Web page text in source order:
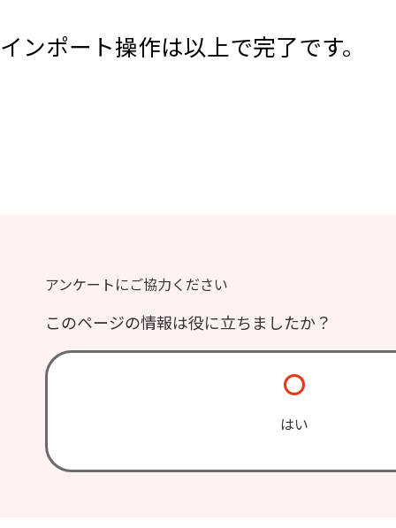
インポート操作は以上で完了です。
アンケートにご協力ください
このページの情報は役に立ちましたか？
はい